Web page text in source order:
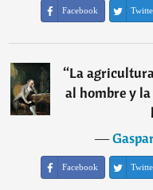
Facebook
“La
al hombre y la
―
Facebook